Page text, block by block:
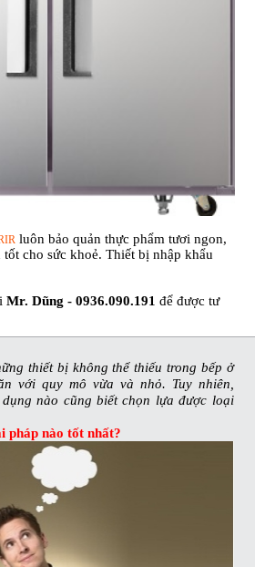
luôn bảo quản thực phẩm tươi ngon,
tốt cho sức khoẻ.Thiết bị nhập khẩu
Mr. Dũng - 0936.090.191để được tư
thiết bị không thể thiếu trong bếp ở
với quy mô vừa và nhỏ. Tuy nhiên,
nào cũng biết chọn lựa được loại
pháp nào tốt nhất?